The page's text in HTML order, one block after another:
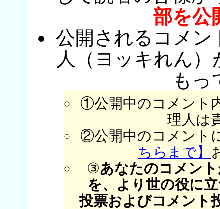
部を公
公開されるコメン
人（ヨッキれん
もっ
①公開中のコメント
理人は
②公開中のコメント
ちらまで】
③あなたのコメン
を、より世の役に
投票およびコメント